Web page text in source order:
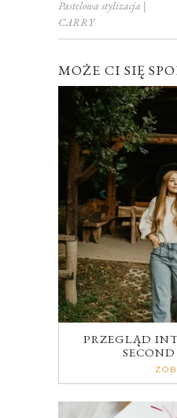
Pastelowa stylizacja |
CARRY
MOŻE CI SIĘ
PRZEGLĄD